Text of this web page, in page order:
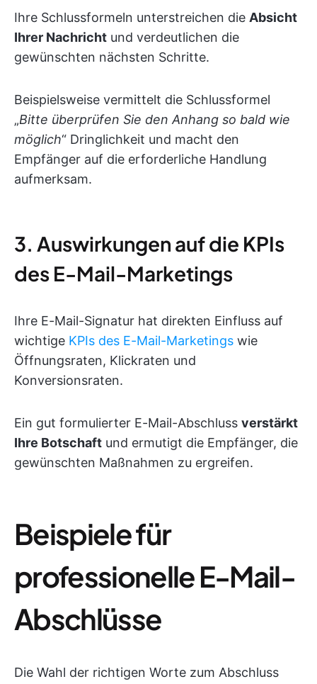
Ihre Schlussformeln unterstreichen die Absicht
Ihrer Nachricht und verdeutlichen die
gewünschten nächsten Schritte.
Beispielsweise vermittelt die Schlussformel
„Bitte überprüfen Sie den Anhang so bald wie
möglich“ Dringlichkeit und macht den
Empfänger auf die erforderliche Handlung
aufmerksam.
3. Auswirkungen auf die KPIs
des E-Mail-Marketings
Ihre E-Mail-Signatur hat direkten Einfluss auf
wichtige KPIs des E-Mail-Marketings wie
Öffnungsraten, Klickraten und
Konversionsraten.
Ein gut formulierter E-Mail-Abschluss verstärkt
Ihre Botschaft und ermutigt die Empfänger, die
gewünschten Maßnahmen zu ergreifen.
Beispiele für
professionelle E-Mail-
Abschlüsse
Die Wahl der richtigen Worte zum Abschluss